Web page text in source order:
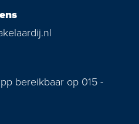
bereikbaar op 015 -